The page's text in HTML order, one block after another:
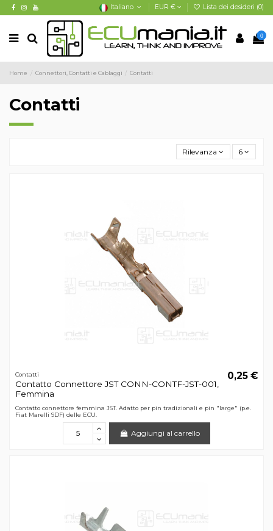
Italiano EUR € Lista dei desideri (0)
0
Home Connettori, Contatti e Cablaggi Contatti
Contatti
Rilevanza 6
Contatti
Contatto Connettore JST CONN-CONTF-JST-001,
Femmina
0,25 €
Contatto connettore femmina JST. Adatto per pin tradizionali e pin "large" (p.e.
Fiat Marelli 9DF) delle ECU.
Aggiungi al carrello